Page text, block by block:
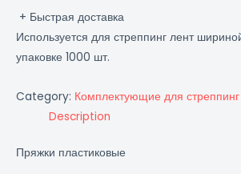
+ Быстрая доставка
Используется для стреппинг лент
упаковке 1000 шт.
Category: Комплектующие для
Description
Пряжки пластиковые